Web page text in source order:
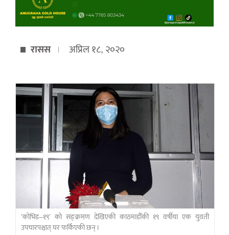
रासस अप्रिल १८, २०२०
‘कोभिड–१९’ को सङ्क्रमण देखिएकी काठमाडौँकी १९ वर्षीया एक युवती
उपचारपश्चात् घर फर्किएकी छन् ।